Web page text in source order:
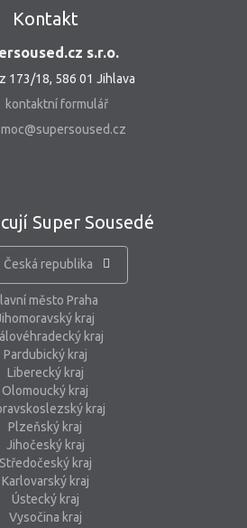
Kontakt
s.r.o.
173/18, 586 01 Jihlava
kontaktní formulář
Super Sousedé
Česká republika
město Praha
kraj
kraj
Pardubický kraj
Liberecký kraj
Olomoucký kraj
kraj
Plzeňský kraj
Jihočeský kraj
Středočeský kraj
Karlovarský kraj
Ústecký kraj
Vysočina kraj